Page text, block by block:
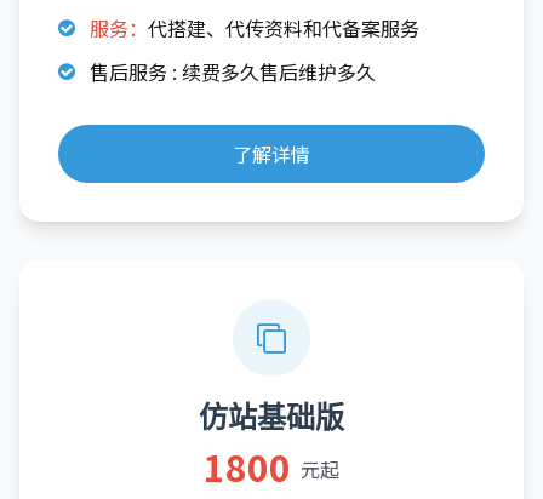
服务： 代搭建、代传资料和代备案服务
售后服务 : 续费多久售后维护多久
了解详情
仿站基础版
1800 元起